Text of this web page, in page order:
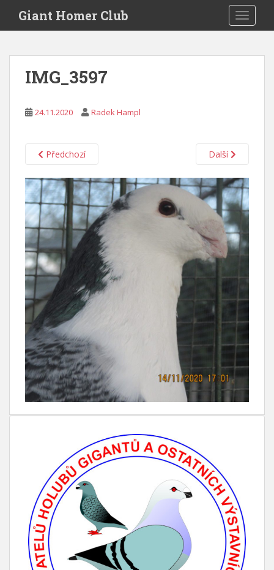
i
Giant Homer Club
IMG_3597
24.11.2020 Radek Hampl
Předchozí Další